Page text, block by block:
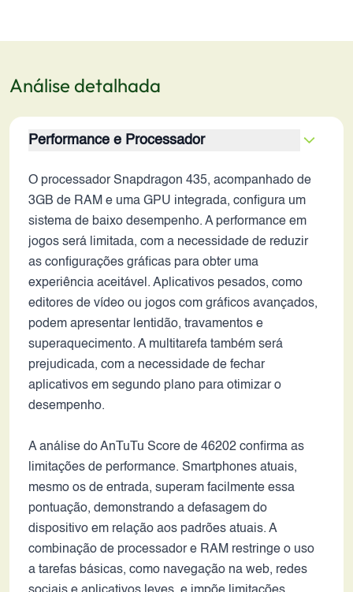
Análise detalhada
Performance e Processador
O processador Snapdragon 435, acompanhado de
3GB de RAM e uma GPU integrada, configura um
sistema de baixo desempenho. A performance em
jogos será limitada, com a necessidade de reduzir
as configurações gráficas para obter uma
experiência aceitável. Aplicativos pesados, como
editores de vídeo ou jogos com gráficos avançados,
podem apresentar lentidão, travamentos e
superaquecimento. A multitarefa também será
prejudicada, com a necessidade de fechar
aplicativos em segundo plano para otimizar o
desempenho.
A análise do AnTuTu Score de 46202 confirma as
limitações de performance. Smartphones atuais,
mesmo os de entrada, superam facilmente essa
pontuação, demonstrando a defasagem do
dispositivo em relação aos padrões atuais. A
combinação de processador e RAM restringe o uso
a tarefas básicas, como navegação na web, redes